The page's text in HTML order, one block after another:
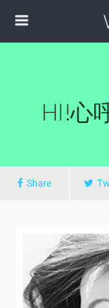
HI!心
Share